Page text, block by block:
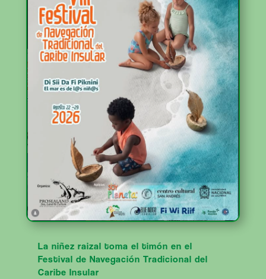
La niñez raizal toma el timón en el
Festival de Navegación Tradicional del
Caribe Insular